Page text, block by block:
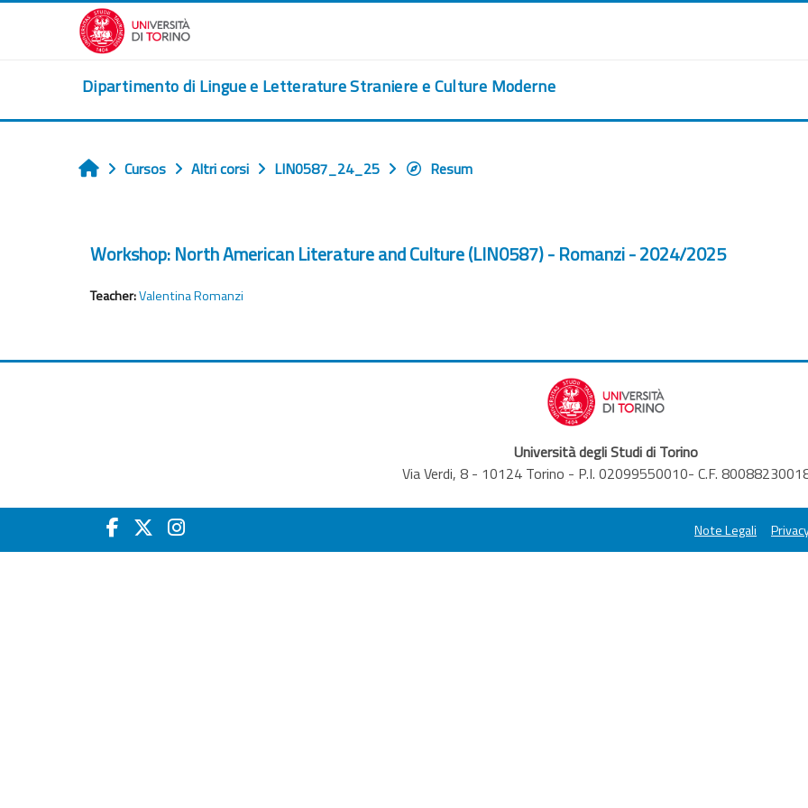
Ves al contingut principal
Dipartimento di Lingue e Letterature Straniere e Culture Moderne
Home
Cursos Altri corsi LIN0587_24_25 Resum
Workshop: North American Literature and Culture (LIN0587) - Romanzi - 2024/2025
Teacher:Valentina Romanzi
Università degli Studi di Torino
Via Verdi, 8 - 10124 Torino - P.I. 02099550010- C.F.
Note Legali